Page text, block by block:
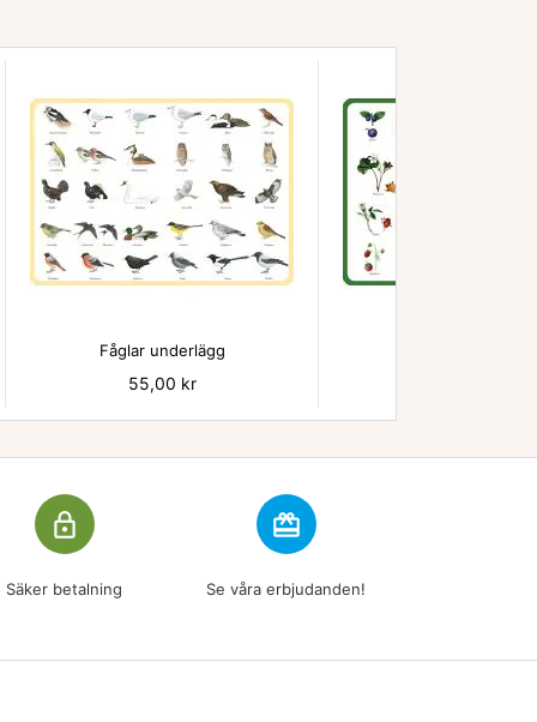

Fåglar underlägg
Pris
55,00 kr
lock_outline
Säker betalning
redeem
Se våra erbjudanden!